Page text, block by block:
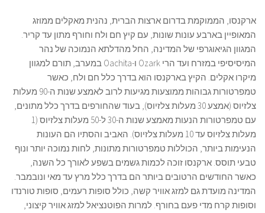
ארקנסו, הממוקמת בדרום ארצות הברית, נהנית מאקלים ממוזג
המאופיין בארבע עונות שונות, עם קיץ חם ולח וחורף מתון עד קריר.
המגוון הגיאוגרפי של המדינה, החל מהדלתא הנמוכה של נהר
המיסיסיפי במזרח ועד הרי Ozark ו-Oachita במערב, תורם למגוון
מיקרו אקלים. הקיץ בארקנסו הוא בדרך כלל חם ולח, כאשר
טמפרטורות גבוהות ממוצעות מגיעות לרוב לאמצע שנות ה-90 מעלות
צלזיוס (אמצע 30 מעלות צלזיוס), בעוד שהחורפים בדרך כלל מתונים,
עם טמפרטורות הנעות מאמצע שנות ה-30 ל-50 מעלות צלזיוס (1
מעלות צלזיוס עד 10 מעלות צלזיוס). האביב והסתיו הם העונות
הנעימות ביותר, הכוללות טמפרטורות מתונות, לחות נמוכה יותר ונוף
טבעי תוסס. ארקנסו זוכה לכמות גשמים בשפע לאורך כל השנה,
כאשר החודשים הרטובים ביותר הם בדרך כלל מרץ עד מאי ונובמבר.
המדינה מועדת גם למזג אוויר קשה, כולל סופות רעמים, סופות טורנדו
וסופות קרח מדי פעם בחורף. למרות הפוטנציאל למזג אוויר קיצוני,